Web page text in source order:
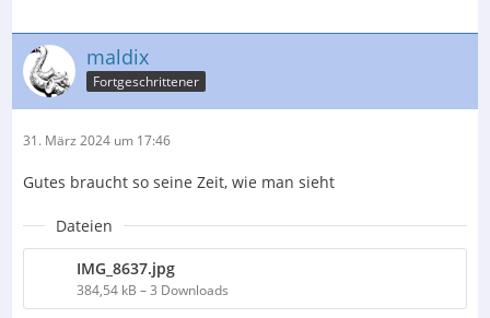
maldix
Fortgeschrittener
31. März 2024 um 17:46
Gutes braucht so seine Zeit, wie man sieht
Dateien
IMG_8637.jpg
384,54 kB – 3 Downloads